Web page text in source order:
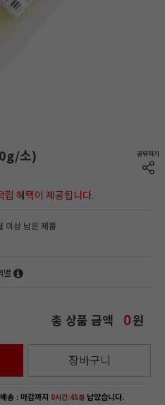
소)
립 혜택이 제공됩니다.
이상 남은 제품
별
총 상품 금액 0원
장바구니
송 : 마감까지 0시간:45분남았습니다.